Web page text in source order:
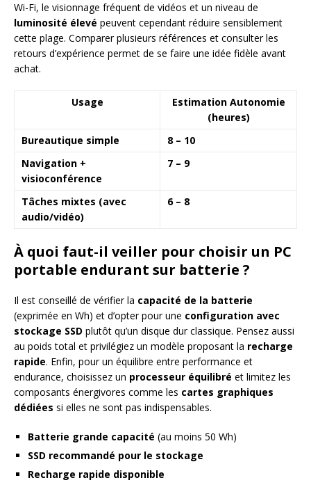
Wi-Fi, le visionnage fréquent de vidéos et un niveau de
luminosité élevé peuvent cependant réduire sensiblement
cette plage. Comparer plusieurs références et consulter les
retours d’expérience permet de se faire une idée fidèle avant
achat.
Usage
Estimation Autonomie
(heures)
Bureautique simple
8 – 10
Navigation +
visioconférence
7 – 9
Tâches mixtes (avec
audio/vidéo)
6 – 8
À quoi faut-il veiller pour choisir un PC
portable endurant sur batterie ?
Il est conseillé de vérifier la capacité de la batterie
(exprimée en Wh) et d’opter pour une configuration avec
stockage SSD plutôt qu’un disque dur classique. Pensez aussi
au poids total et privilégiez un modèle proposant la recharge
rapide. Enfin, pour un équilibre entre performance et
endurance, choisissez un processeur équilibré et limitez les
composants énergivores comme les cartes graphiques
dédiées si elles ne sont pas indispensables.
Batterie grande capacité (au moins 50 Wh)
SSD recommandé pour le stockage
Recharge rapide disponible